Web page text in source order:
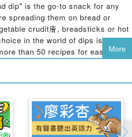
dip" is the go-to snack for any
spreading them on bread or
crudit廥, breadsticks or hot
in the world of dips is truly
than 50 recipes for easy
cheese and mayo-based
salsas or fiery sriracha and
crave indulgent and
snacks, or simply prefer a
fat salty snacks, check out this
More